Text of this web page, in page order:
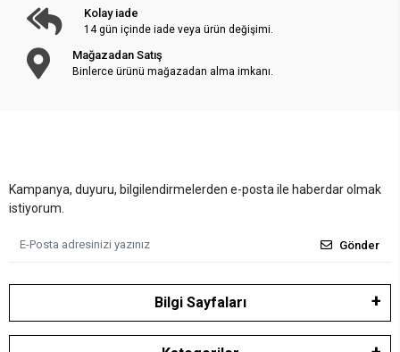
Kolay iade
14 gün içinde iade veya ürün değişimi.
Mağazadan Satış
Binlerce ürünü mağazadan alma imkanı.
Kampanya, duyuru, bilgilendirmelerden e-posta ile haberdar olmak
istiyorum.
Gönder
Bilgi Sayfaları